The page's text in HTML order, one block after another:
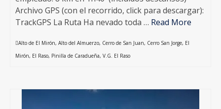
Archivo GPS (con el recorrido, click para descargar):
TrackGPS La Ruta Ha nevado toda … Read More
Alto de El Mirón, Alto del Almuerzo, Cerro de San Juan, Cerro San Jorge, El
Mirón, El Raso, Pinilla de Caradueña, V.G. El Raso